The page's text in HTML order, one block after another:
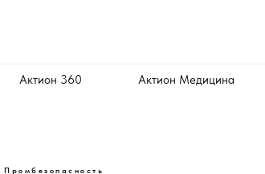
Актион 360 Актион Медицина
Промбезопасность